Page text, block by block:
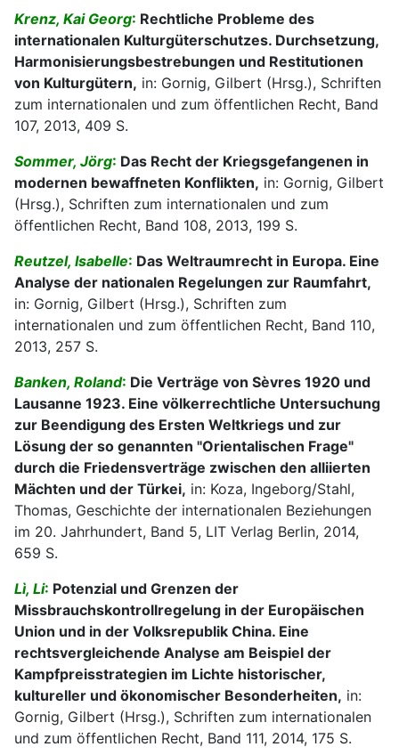
Krenz, Kai Georg: Rechtliche Probleme des
internationalen Kulturgüterschutzes. Durchsetzung,
Harmonisierungsbestrebungen und Restitutionen
von Kulturgütern, in: Gornig, Gilbert (Hrsg.), Schriften
zum internationalen und zum öffentlichen Recht, Band
107, 2013, 409 S.
Sommer, Jörg: Das Recht der Kriegsgefangenen in
modernen bewaffneten Konflikten, in: Gornig, Gilbert
(Hrsg.), Schriften zum internationalen und zum
öffentlichen Recht, Band 108, 2013, 199 S.
Reutzel, Isabelle: Das Weltraumrecht in Europa. Eine
Analyse der nationalen Regelungen zur Raumfahrt,
in: Gornig, Gilbert (Hrsg.), Schriften zum
internationalen und zum öffentlichen Recht, Band 110,
2013, 257 S.
Banken, Roland: Die Verträge von Sèvres 1920 und
Lausanne 1923. Eine völkerrechtliche Untersuchung
zur Beendigung des Ersten Weltkriegs und zur
Lösung der so genannten "Orientalischen Frage"
durch die Friedensverträge zwischen den alliierten
Mächten und der Türkei, in: Koza, Ingeborg/Stahl,
Thomas, Geschichte der internationalen Beziehungen
im 20. Jahrhundert, Band 5, LIT Verlag Berlin, 2014,
659 S.
Lì, Li: Potenzial und Grenzen der
Missbrauchskontrollregelung in der Europäischen
Union und in der Volksrepublik China. Eine
rechtsvergleichende Analyse am Beispiel der
Kampfpreisstrategien im Lichte historischer,
kultureller und ökonomischer Besonderheiten, in:
Gornig, Gilbert (Hrsg.), Schriften zum internationalen
und zum öffentlichen Recht, Band 111, 2014, 175 S.